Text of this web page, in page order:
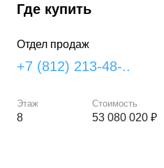
Где купить
Отдел продаж
+7 (812) 213-48-..
Этаж
8
Стоимость
53 080 020 ₽